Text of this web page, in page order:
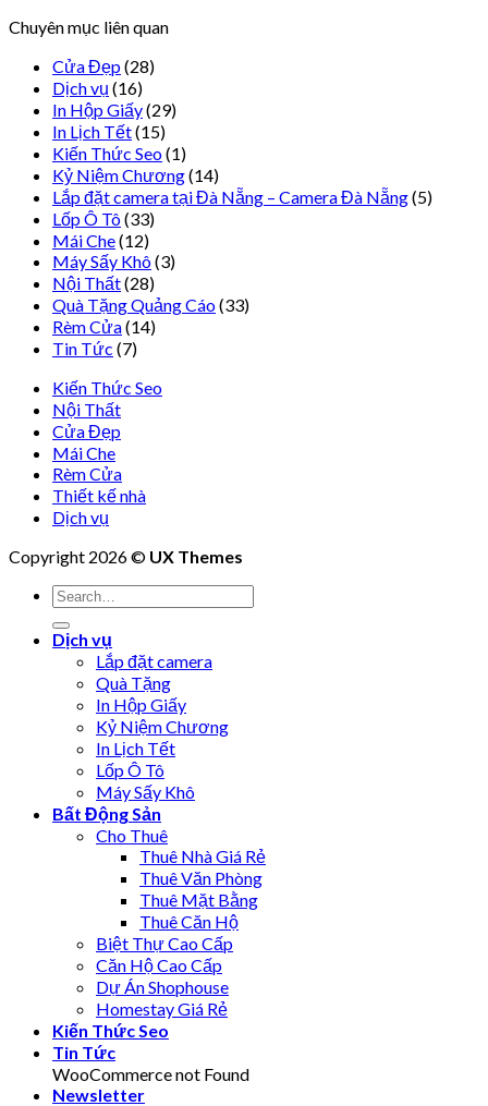
Chuyên mục liên quan
Cửa Đẹp(28)
Dịch vụ (16)
In Hộp Giấy(29)
In Lịch Tết(15)
Kiến Thức Seo(1)
Kỷ Niệm Chương(14)
Lắp đặt camera tại Đà Nẵng – Camera Đà Nẵng(5)
Lốp Ô Tô(33)
Mái Che(12)
Máy Sấy Khô(3)
Nội Thất(28)
Quà Tặng Quảng Cáo(33)
Rèm Cửa(14)
Tin Tức (7)
Kiến Thức Seo
Nội Thất
Cửa Đẹp
Mái Che
Rèm Cửa
Thiết kế nhà
Dịch vụ
Copyright 2026 © UX Themes
Dịch vụ
Lắp đặt camera
Quà Tặng
In Hộp Giấy
Kỷ Niệm Chương
In Lịch Tết
Lốp Ô Tô
Máy Sấy Khô
Bất Động Sản
Cho Thuê
Thuê Nhà Giá Rẻ
Thuê Văn Phòng
Thuê Mặt Bằng
Thuê Căn Hộ
Biệt Thự Cao Cấp
Căn Hộ Cao Cấp
Dự Án Shophouse
Homestay Giá Rẻ
Kiến Thức Seo
Tin Tức
WooCommerce not Found
Newsletter